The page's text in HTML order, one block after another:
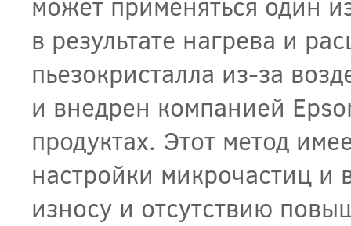
в результате нагрева и
пьезокристалла из-за
и внедрен компанией
продуктах. Этот метод
настройки микрочастиц и
износу и отсутствию